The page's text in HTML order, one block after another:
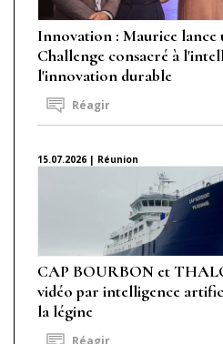
Innovation : Maurice
Challenge consacré à
l'innovation durable
Réagir
15.07.2026 | Réunion
CAP BOURBON et
vidéo par intelligence
la légine
Réagir